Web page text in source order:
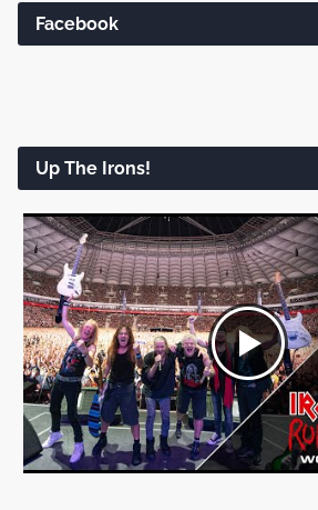
Facebook
Up The Irons!